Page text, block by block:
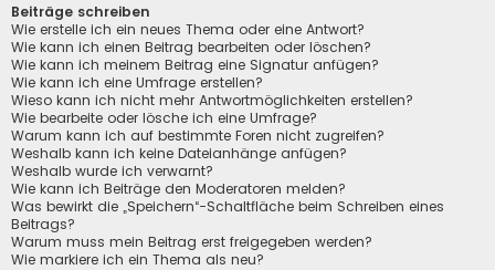
Beiträge schreiben
Wie erstelle ich ein neues Thema oder eine Antwort?
Wie kann ich einen Beitrag bearbeiten oder löschen?
Wie kann ich meinem Beitrag eine Signatur anfügen?
Wie kann ich eine Umfrage erstellen?
Wieso kann ich nicht mehr Antwortmöglichkeiten erstellen?
Wie bearbeite oder lösche ich eine Umfrage?
Warum kann ich auf bestimmte Foren nicht zugreifen?
Weshalb kann ich keine Dateianhänge anfügen?
Weshalb wurde ich verwarnt?
Wie kann ich Beiträge den Moderatoren melden?
Was bewirkt die „Speichern“-Schaltfläche beim Schreiben eines
Beitrags?
Warum muss mein Beitrag erst freigegeben werden?
Wie markiere ich ein Thema als neu?